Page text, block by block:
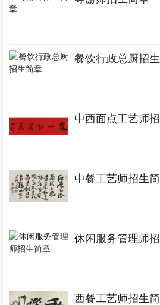
餐饮行政总厨招
中西面点工艺师
中餐工艺师招生
休闲服务管理师
西餐工艺师招生